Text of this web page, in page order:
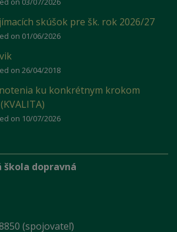
skúšok pre šk. rok 2026/27
on 01/06/2026
on 26/04/2018
ku konkrétnym krokom
on 10/07/2026
škola dopravná
(spojovateľ)